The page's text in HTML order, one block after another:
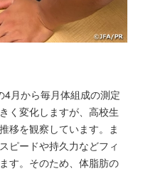
月から毎月体組成の測定
く変化しますが、高校生
移を観察しています。ま
ピードや持久力などフィ
す。そのため、体脂肪の